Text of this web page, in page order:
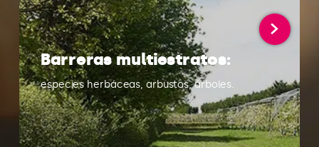
Barreras multiestratos:
especies herbáceas, arbustos, árboles.